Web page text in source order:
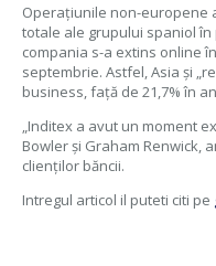
Operaţiunile non-europene
totale ale grupului spaniol în
compania s-a extins online
septembrie. Astfel, Asia şi
business, faţă de 21,7% în
„Inditex a avut un moment
Bowler şi Graham Renwick,
clienţilor băncii.
Intregul articol il puteti citi pe